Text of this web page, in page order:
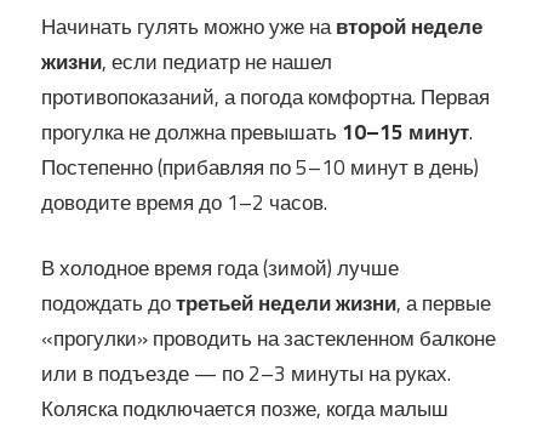
Начинать гулять можно уже навторой неделе
жизни, если педиатр не нашел
противопоказаний, а погода комфортна. Первая
прогулка не должна превышать 10–15 минут.
Постепенно (прибавляя по 5–10 минут в день)
доводите время до 1–2 часов.
В холодное время года (зимой) лучше
подождать дотретьей недели жизни, а первые
«прогулки» проводить на застекленном балконе
или в подъезде — по 2–3 минуты на руках.
Коляска подключается позже, когда малыш